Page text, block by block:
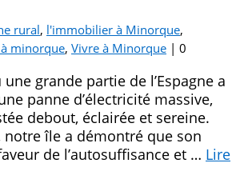
rural, l'immobilier à Minorque,
minorque, Vivre à Minorque | 0
grande partie de l’Espagne a
panne d’électricité massive,
debout, éclairée et sereine.
notre île a démontré que son
de l’autosuffisance et … Lire